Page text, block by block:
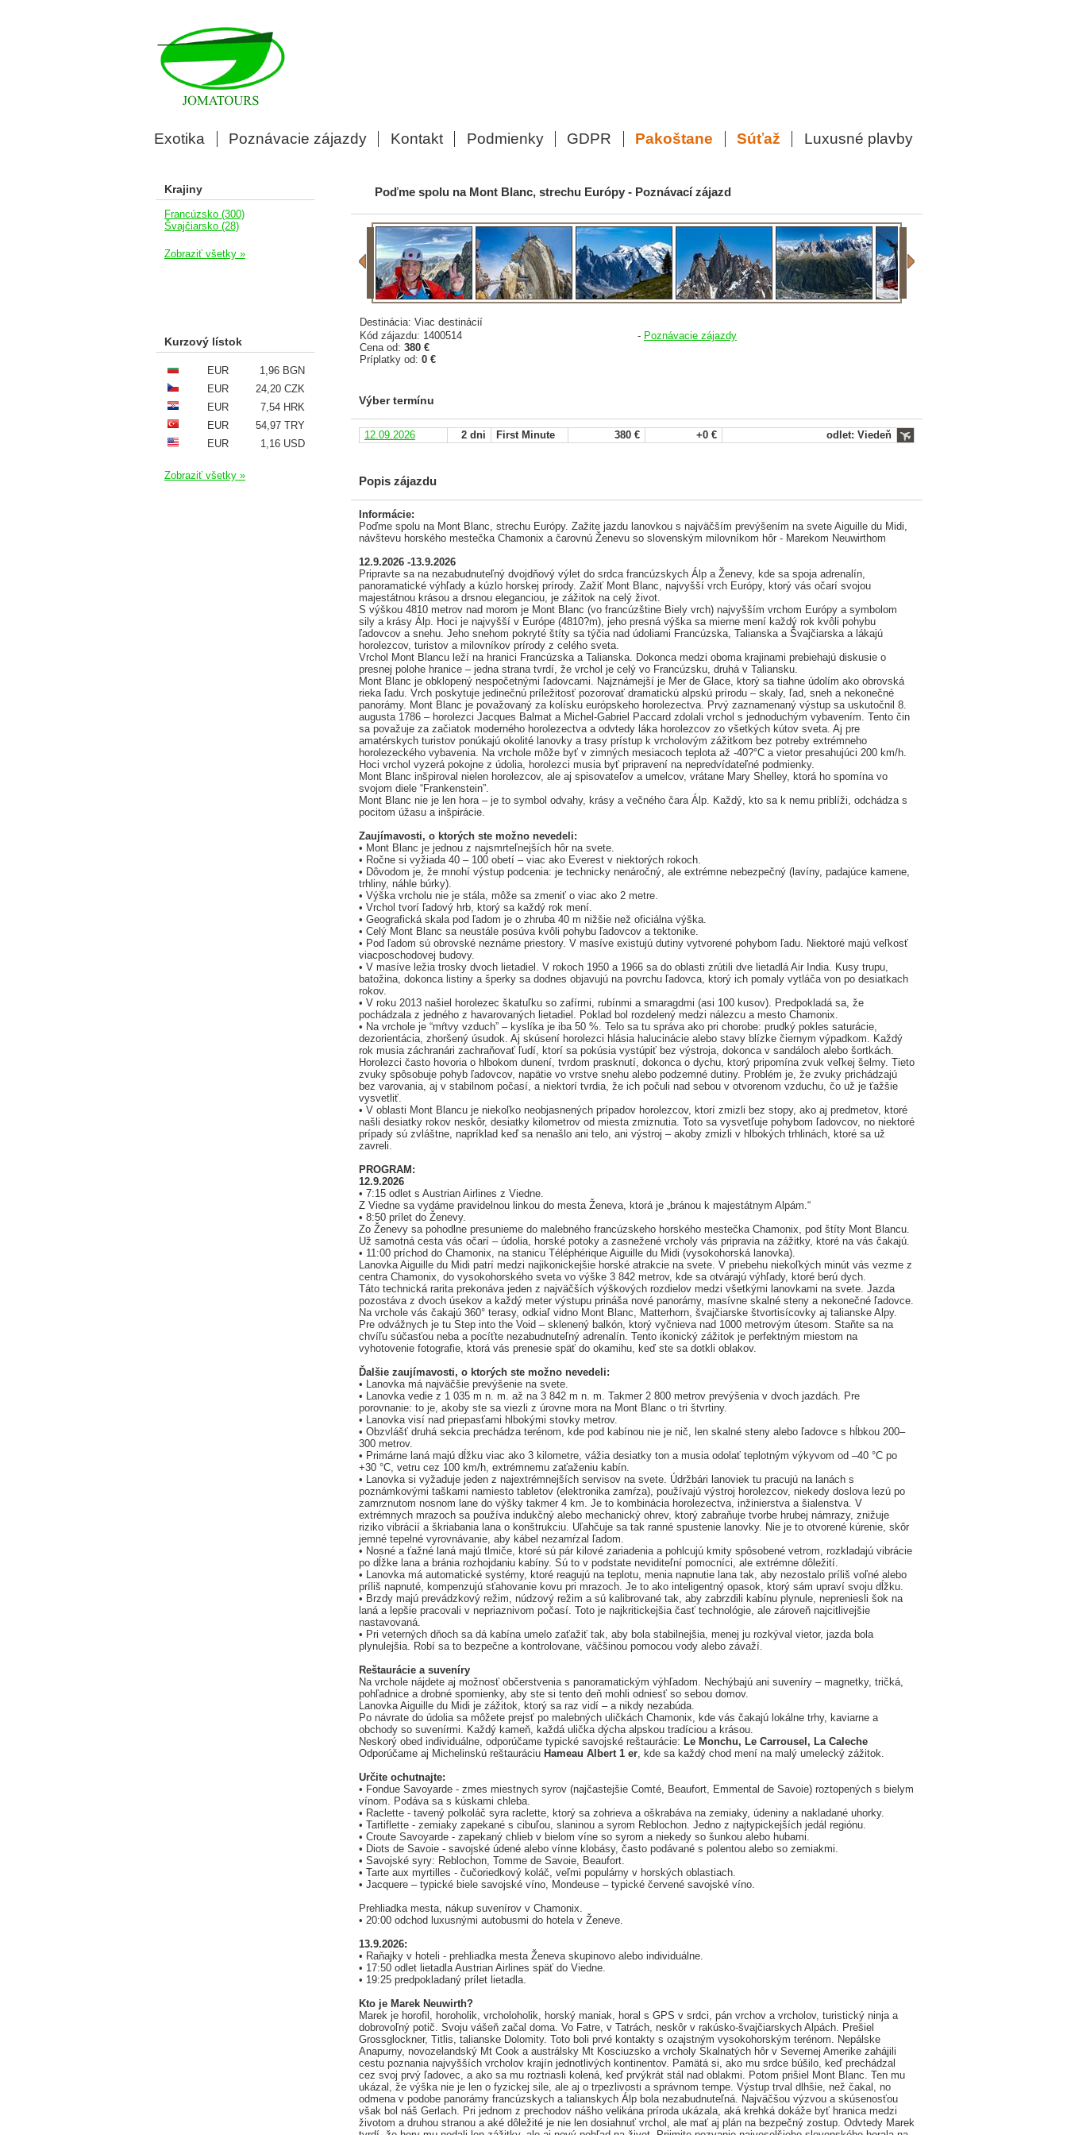
Exotika Poznávacie zájazdy Kontakt Podmienky GDPR Pakoštane Súťaž Luxusné plavby
Poďme spolu na Mont Blanc, strechu Európy - Poznávací zájazd
Destinácia: Viac destinácií
Kód zájazdu: 1400514
Cena od: 380 €
Príplatky od: 0 €
- Poznávacie zájazdy
Výber termínu
12.09.2026 2 dni First Minute 380 € +0 € odlet: Viedeň
Popis zájazdu
Informácie:
Poďme spolu na Mont Blanc, strechu Európy. Zažite jazdu lanovkou s najväčším prevýšením na svete Aiguille du Midi,
návštevu horského mestečka Chamonix a čarovnú Ženevu so slovenským milovníkom hôr - Marekom Neuwirthom
12.9.2026 -13.9.2026
Pripravte sa na nezabudnuteľný dvojdňový výlet do srdca francúzskych Álp a Ženevy, kde sa spoja adrenalín,
panoramatické výhľady a kúzlo horskej prírody. Zažiť Mont Blanc, najvyšší vrch Európy, ktorý vás očarí svojou
majestátnou krásou a drsnou eleganciou, je zážitok na celý život.
S výškou 4810 metrov nad morom je Mont Blanc (vo francúzštine Biely vrch) najvyšším vrchom Európy a symbolom
sily a krásy Álp. Hoci je najvyšší v Európe (4810?m), jeho presná výška sa mierne mení každý rok kvôli pohybu
ľadovcov a snehu. Jeho snehom pokryté štíty sa týčia nad údoliami Francúzska, Talianska a Švajčiarska a lákajú
horolezcov, turistov a milovníkov prírody z celého sveta.
Vrchol Mont Blancu leží na hranici Francúzska a Talianska. Dokonca medzi oboma krajinami prebiehajú diskusie o
presnej polohe hranice – jedna strana tvrdí, že vrchol je celý vo Francúzsku, druhá v Taliansku.
Mont Blanc je obklopený nespočetnými ľadovcami. Najznámejší je Mer de Glace, ktorý sa tiahne údolím ako obrovská
rieka ľadu. Vrch poskytuje jedinečnú príležitosť pozorovať dramatickú alpskú prírodu – skaly, ľad, sneh a nekonečné
panorámy. Mont Blanc je považovaný za kolísku európskeho horolezectva. Prvý zaznamenaný výstup sa uskutočnil 8.
augusta 1786 – horolezci Jacques Balmat a Michel-Gabriel Paccard zdolali vrchol s jednoduchým vybavením. Tento čin
sa považuje za začiatok moderného horolezectva a odvtedy láka horolezcov zo všetkých kútov sveta. Aj pre
amatérskych turistov ponúkajú okolité lanovky a trasy prístup k vrcholovým zážitkom bez potreby extrémneho
horolezeckého vybavenia. Na vrchole môže byť v zimných mesiacoch teplota až -40?°C a vietor presahujúci 200 km/h.
Hoci vrchol vyzerá pokojne z údolia, horolezci musia byť pripravení na nepredvídateľné podmienky.
Mont Blanc inšpiroval nielen horolezcov, ale aj spisovateľov a umelcov, vrátane Mary Shelley, ktorá ho spomína vo
svojom diele “Frankenstein”.
Mont Blanc nie je len hora – je to symbol odvahy, krásy a večného čara Álp. Každý, kto sa k nemu priblíži, odchádza s
pocitom úžasu a inšpirácie.
Zaujímavosti, o ktorých ste možno nevedeli:
• Mont Blanc je jednou z najsmrteľnejších hôr na svete.
• Ročne si vyžiada 40 – 100 obetí – viac ako Everest v niektorých rokoch.
• Dôvodom je, že mnohí výstup podcenia: je technicky nenáročný, ale extrémne nebezpečný (lavíny, padajúce kamene,
trhliny, náhle búrky).
• Výška vrcholu nie je stála, môže sa zmeniť o viac ako 2 metre.
• Vrchol tvorí ľadový hrb, ktorý sa každý rok mení.
• Geografická skala pod ľadom je o zhruba 40 m nižšie než oficiálna výška.
• Celý Mont Blanc sa neustále posúva kvôli pohybu ľadovcov a tektonike.
• Pod ľadom sú obrovské neznáme priestory. V masíve existujú dutiny vytvorené pohybom ľadu. Niektoré majú veľkosť
viacposchodovej budovy.
• V masíve ležia trosky dvoch lietadiel. V rokoch 1950 a 1966 sa do oblasti zrútili dve lietadlá Air India. Kusy trupu,
batožina, dokonca listiny a šperky sa dodnes objavujú na povrchu ľadovca, ktorý ich pomaly vytláča von po desiatkach
rokov.
• V roku 2013 našiel horolezec škatuľku so zafírmi, rubínmi a smaragdmi (asi 100 kusov). Predpokladá sa, že
pochádzala z jedného z havarovaných lietadiel. Poklad bol rozdelený medzi nálezcu a mesto Chamonix.
• Na vrchole je “mŕtvy vzduch” – kyslíka je iba 50 %. Telo sa tu správa ako pri chorobe: prudký pokles saturácie,
dezorientácia, zhoršený úsudok. Aj skúsení horolezci hlásia halucinácie alebo stavy blízke čiernym výpadkom. Každý
rok musia záchranári zachraňovať ľudí, ktorí sa pokúsia vystúpiť bez výstroja, dokonca v sandáloch alebo šortkách.
Horolezci často hovoria o hlbokom dunení, tvrdom prasknutí, dokonca o dychu, ktorý pripomína zvuk veľkej šelmy. Tieto
zvuky spôsobuje pohyb ľadovcov, napätie vo vrstve snehu alebo podzemné dutiny. Problém je, že zvuky prichádzajú
bez varovania, aj v stabilnom počasí, a niektorí tvrdia, že ich počuli nad sebou v otvorenom vzduchu, čo už je ťažšie
vysvetliť.
• V oblasti Mont Blancu je niekoľko neobjasnených prípadov horolezcov, ktorí zmizli bez stopy, ako aj predmetov, ktoré
našli desiatky rokov neskôr, desiatky kilometrov od miesta zmiznutia. Toto sa vysvetľuje pohybom ľadovcov, no niektoré
prípady sú zvláštne, napríklad keď sa nenašlo ani telo, ani výstroj – akoby zmizli v hlbokých trhlinách, ktoré sa už
zavreli.
PROGRAM:
12.9.2026
• 7:15 odlet s Austrian Airlines z Viedne.
Z Viedne sa vydáme pravidelnou linkou do mesta Ženeva, ktorá je „bránou k majestátnym Alpám.“
• 8:50 prílet do Ženevy.
Zo Ženevy sa pohodlne presunieme do malebného francúzskeho horského mestečka Chamonix, pod štíty Mont Blancu.
Už samotná cesta vás očarí – údolia, horské potoky a zasnežené vrcholy vás pripravia na zážitky, ktoré na vás čakajú.
• 11:00 príchod do Chamonix, na stanicu Téléphérique Aiguille du Midi (vysokohorská lanovka).
Lanovka Aiguille du Midi patrí medzi najikonickejšie horské atrakcie na svete. V priebehu niekoľkých minút vás vezme z
centra Chamonix, do vysokohorského sveta vo výške 3 842 metrov, kde sa otvárajú výhľady, ktoré berú dych.
Táto technická rarita prekonáva jeden z najväčších výškových rozdielov medzi všetkými lanovkami na svete. Jazda
pozostáva z dvoch úsekov a každý meter výstupu prináša nové panorámy, masívne skalné steny a nekonečné ľadovce.
Na vrchole vás čakajú 360° terasy, odkiaľ vidno Mont Blanc, Matterhorn, švajčiarske štvortisícovky aj talianske Alpy.
Pre odvážnych je tu Step into the Void – sklenený balkón, ktorý vyčnieva nad 1000 metrovým útesom. Staňte sa na
chvíľu súčasťou neba a pocíťte nezabudnuteľný adrenalín. Tento ikonický zážitok je perfektným miestom na
vyhotovenie fotografie, ktorá vás prenesie späť do okamihu, keď ste sa dotkli oblakov.
Ďalšie zaujímavosti, o ktorých ste možno nevedeli:
• Lanovka má najväčšie prevýšenie na svete.
• Lanovka vedie z 1 035 m n. m. až na 3 842 m n. m. Takmer 2 800 metrov prevýšenia v dvoch jazdách. Pre
porovnanie: to je, akoby ste sa viezli z úrovne mora na Mont Blanc o tri štvrtiny.
• Lanovka visí nad priepasťami hlbokými stovky metrov.
• Obzvlášť druhá sekcia prechádza terénom, kde pod kabínou nie je nič, len skalné steny alebo ľadovce s hĺbkou 200–
300 metrov.
• Primárne laná majú dĺžku viac ako 3 kilometre, vážia desiatky ton a musia odolať teplotným výkyvom od –40 °C po
+30 °C, vetru cez 100 km/h, extrémnemu zaťaženiu kabín.
• Lanovka si vyžaduje jeden z najextrémnejších servisov na svete. Údržbári lanoviek tu pracujú na lanách s
poznámkovými taškami namiesto tabletov (elektronika zamŕza), používajú výstroj horolezcov, niekedy doslova lezú po
zamrznutom nosnom lane do výšky takmer 4 km. Je to kombinácia horolezectva, inžinierstva a šialenstva. V
extrémnych mrazoch sa používa indukčný alebo mechanický ohrev, ktorý zabraňuje tvorbe hrubej námrazy, znižuje
riziko vibrácií a škriabania lana o konštrukciu. Uľahčuje sa tak ranné spustenie lanovky. Nie je to otvorené kúrenie, skôr
jemné tepelné vyrovnávanie, aby kábel nezamŕzal ľadom.
• Nosné a ťažné laná majú tlmiče, ktoré sú pár kilové zariadenia a pohlcujú kmity spôsobené vetrom, rozkladajú vibrácie
po dĺžke lana a bránia rozhojdaniu kabíny. Sú to v podstate neviditeľní pomocníci, ale extrémne dôležití.
• Lanovka má automatické systémy, ktoré reagujú na teplotu, menia napnutie lana tak, aby nezostalo príliš voľné alebo
príliš napnuté, kompenzujú sťahovanie kovu pri mrazoch. Je to ako inteligentný opasok, ktorý sám upraví svoju dĺžku.
• Brzdy majú prevádzkový režim, núdzový režim a sú kalibrované tak, aby zabrzdili kabínu plynule, nepreniesli šok na
laná a lepšie pracovali v nepriaznivom počasí. Toto je najkritickejšia časť technológie, ale zároveň najcitlivejšie
nastavovaná.
• Pri veterných dňoch sa dá kabína umelo zaťažiť tak, aby bola stabilnejšia, menej ju rozkýval vietor, jazda bola
plynulejšia. Robí sa to bezpečne a kontrolovane, väčšinou pomocou vody alebo závaží.
Reštaurácie a suveníry
Na vrchole nájdete aj možnosť občerstvenia s panoramatickým výhľadom. Nechýbajú ani suveníry – magnetky, tričká,
pohľadnice a drobné spomienky, aby ste si tento deň mohli odniesť so sebou domov.
Lanovka Aiguille du Midi je zážitok, ktorý sa raz vidí – a nikdy nezabúda.
Po návrate do údolia sa môžete prejsť po malebných uličkách Chamonix, kde vás čakajú lokálne trhy, kaviarne a
obchody so suvenírmi. Každý kameň, každá ulička dýcha alpskou tradíciou a krásou.
Neskorý obed individuálne, odporúčame typické savojské reštaurácie: Le Monchu, Le Carrousel, La Caleche
Odporúčame aj Michelinskú reštauráciu Hameau Albert 1 er, kde sa každý chod mení na malý umelecký zážitok.
Určite ochutnajte:
• Fondue Savoyarde - zmes miestnych syrov (najčastejšie Comté, Beaufort, Emmental de Savoie) roztopených s bielym
vínom. Podáva sa s kúskami chleba.
• Raclette - tavený polkoláč syra raclette, ktorý sa zohrieva a oškrabáva na zemiaky, údeniny a nakladané uhorky.
• Tartiflette - zemiaky zapekané s cibuľou, slaninou a syrom Reblochon. Jedno z najtypickejších jedál regiónu.
• Croute Savoyarde - zapekaný chlieb v bielom víne so syrom a niekedy so šunkou alebo hubami.
• Diots de Savoie - savojské údené alebo vínne klobásy, často podávané s polentou alebo so zemiakmi.
• Savojské syry: Reblochon, Tomme de Savoie, Beaufort.
• Tarte aux myrtilles - čučoriedkový koláč, veľmi populárny v horských oblastiach.
• Jacquere – typické biele savojské víno, Mondeuse – typické červené savojské víno.
Prehliadka mesta, nákup suvenírov v Chamonix.
• 20:00 odchod luxusnými autobusmi do hotela v Ženeve.
13.9.2026:
• Raňajky v hoteli - prehliadka mesta Ženeva skupinovo alebo individuálne.
• 17:50 odlet lietadla Austrian Airlines späť do Viedne.
• 19:25 predpokladaný prílet lietadla.
Kto je Marek Neuwirth?
Marek je horofil, horoholik, vrcholoholik, horský maniak, horal s GPS v srdci, pán vrchov a vrcholov, turistický ninja a
dobrovoľný potič. Svoju vášeň začal doma. Vo Fatre, v Tatrách, neskôr v rakúsko-švajčiarskych Alpách. Prešiel
Grossglockner, Titlis, talianske Dolomity. Toto boli prvé kontakty s ozajstným vysokohorským terénom. Nepálske
Anapurny, novozelandský Mt Cook a austrálsky Mt Kosciuzsko a vrcholy Skalnatých hôr v Severnej Amerike zahájili
cestu poznania najvyšších vrcholov krajín jednotlivých kontinentov. Pamätá si, ako mu srdce búšilo, keď prechádzal
cez svoj prvý ľadovec, a ako sa mu roztriasli kolená, keď prvýkrát stál nad oblakmi. Potom prišiel Mont Blanc. Ten mu
ukázal, že výška nie je len o fyzickej sile, ale aj o trpezlivosti a správnom tempe. Výstup trval dlhšie, než čakal, no
odmena v podobe panorámy francúzskych a talianskych Álp bola nezabudnuteľná. Najväčšou výzvou a skúsenosťou
však bol náš Gerlach. Pri jednom z prechodov nášho velikána príroda ukázala, aká krehká dokáže byť hranica medzi
životom a druhou stranou a aké dôležité je nie len dosiahnuť vrchol, ale mať aj plán na bezpečný zostup. Odvtedy Marek
Krajiny
Francúzsko (300)
Švajčiarsko (28)
Zobraziť všetky »
Kurzový lístok
EUR
1,96 BGN
EUR
24,20 CZK
EUR
7,54 HRK
EUR
54,97 TRY
EUR
1,16 USD
Zobraziť všetky »